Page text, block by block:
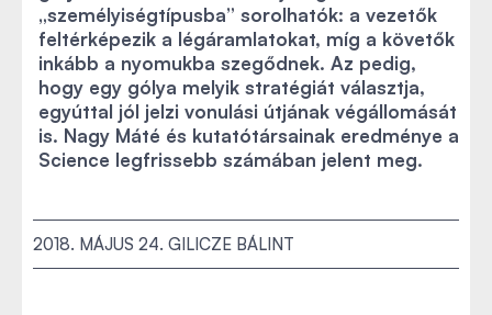
„személyiségtípusba” sorolhatók: a vezetők
feltérképezik a légáramlatokat, míg a követők
inkább a nyomukba szegődnek. Az pedig,
hogy egy gólya melyik stratégiát választja,
egyúttal jól jelzi vonulási útjának végállomását
is. Nagy Máté és kutatótársainak eredménye a
Science legfrissebb számában jelent meg.
2018. MÁJUS 24. GILICZE BÁLINT